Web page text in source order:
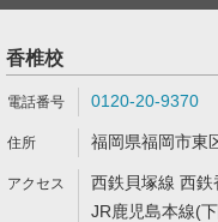
香椎校
0120-20-9370
福岡県福岡市東
西鉄貝塚線 西
JR鹿児島本線(